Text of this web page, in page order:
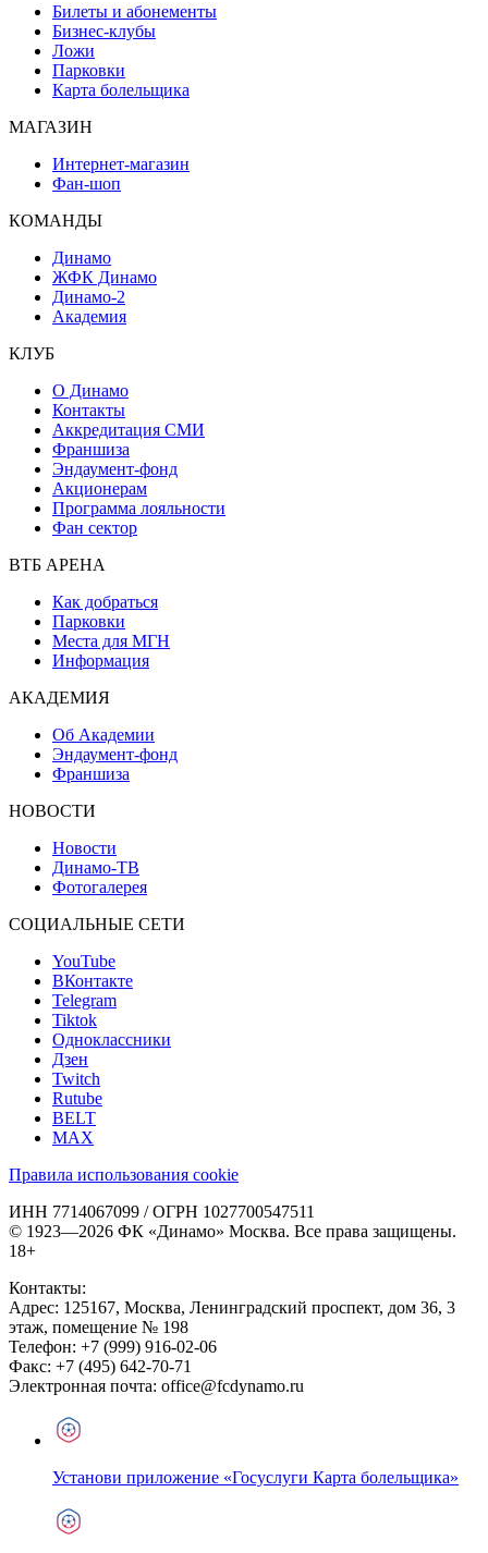
Билеты и абонементы
Бизнес-клубы
Ложи
Парковки
Карта болельщика
МАГАЗИН
Интернет-магазин
Фан-шоп
КОМАНДЫ
Динамо
ЖФК Динамо
Динамо-2
Академия
КЛУБ
О Динамо
Контакты
Аккредитация СМИ
Франшиза
Эндаумент-фонд
Акционерам
Программа лояльности
Фан сектор
ВТБ АРЕНА
Как добраться
Парковки
Места для МГН
Информация
АКАДЕМИЯ
Об Академии
Эндаумент-фонд
Франшиза
НОВОСТИ
Новости
Динамо-ТВ
Фотогалерея
СОЦИАЛЬНЫЕ СЕТИ
YouTube
ВКонтакте
Telegram
Tiktok
Одноклассники
Дзен
Twitch
Rutube
BELT
MAX
Правила использования cookie
ИНН 7714067099 / ОГРН 1027700547511
© 1923—2026 ФК «Динамо» Москва. Все права защищены.
18+
Контакты:
Адрес: 125167, Москва, Ленинградский проспект, дом 36, 3
этаж, помещение № 198
Телефон: +7 (999) 916-02-06
Факс: +7 (495) 642-70-71
Электронная почта: office@fcdynamo.ru
Установи приложение «Госуслуги Карта болельщика»